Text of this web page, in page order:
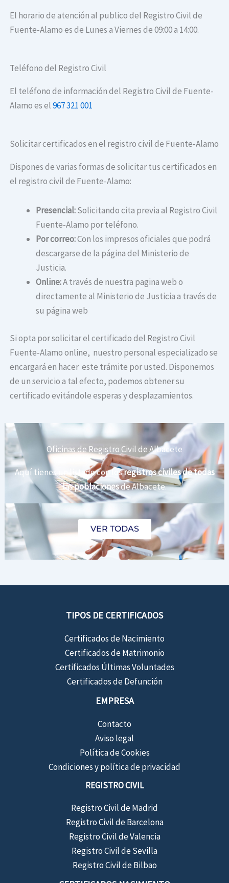
El horario de atención al publico del Registro Civil de
Fuente-Alamo es de Lunes a Viernes de 09:00 a 14:00.
Teléfono del Registro Civil
El teléfono de información del Registro Civil de Fuente-
Alamo es el967 321 001
Solicitar certificados en el registro civil de Fuente-Alamo
Dispones de varias formas de solicitar tus certificados en
el registro civil de Fuente-Alamo:
Presencial:Solicitando cita previa al Registro Civil
Fuente-Alamo por teléfono.
Por correo:Con los impresos oficiales que podrá
descargarse de la página del Ministerio de
Justicia.
Online:A través de nuestra pagina web o
directamente al Ministerio de Justicia a través de
su página web
Si opta por solicitar el certificado del Registro Civil
Fuente-Alamo online, nuestro personal especializado se
encargará en hacer este trámite por usted. Disponemos
de un servicio a tal efecto, podemos obtener su
certificado evitándole esperas y desplazamientos.
Oficinas de Registro Civil de Albacete
Aquí tienes un listado con losregistros civiles de todas
las poblacionesde Albacete.
VER TODAS
TIPOS DE CERTIFICADOS
Certificados de Nacimiento
Certificados de Matrimonio
Certificados Últimas Voluntades
Certificados de Defunción
EMPRESA
Contacto
Aviso legal
Política de Cookies
Condiciones y política de privacidad
REGISTRO CIVIL
Registro Civil de Madrid
Registro Civil de Barcelona
Registro Civil de Valencia
Registro Civil de Sevilla
Registro Civil de Bilbao